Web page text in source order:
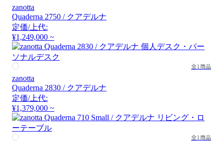
zanotta
Quaderna 2750 / クアデルナ
定価/上代:
¥1,249,000 ~
全1商品
zanotta
Quaderna 2830 / クアデルナ
定価/上代:
¥1,379,000 ~
全1商品